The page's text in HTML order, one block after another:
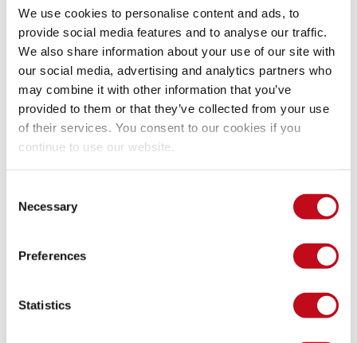
We use cookies to personalise content and ads, to
provide social media features and to analyse our traffic.
We also share information about your use of our site with
our social media, advertising and analytics partners who
may combine it with other information that you’ve
provided to them or that they’ve collected from your use
of their services. You consent to our cookies if you
continue to use our website.
Selection
Necessary
Preferences
Statistics
Como ya he dicho, el curso duró cuatro días. A diferencia de
muchos otros, el material del curso incluye dos libros con
contenido escrito, un archivo ZIP con todos los PoC creados
y las diapositivas utilizadas para guiar el entrenamiento.
Varias "millas extra" en el curso (¡pista, pista!) están ahí para
practicar más sobre los temas presentados.
Una vez terminado el curso, tienes hasta un año para
exploits: